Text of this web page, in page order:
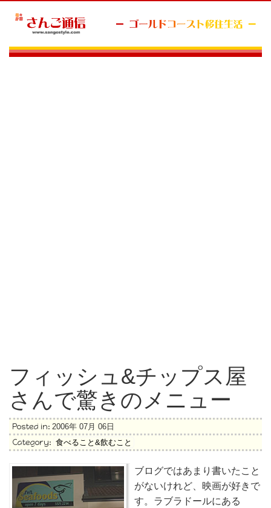
フィッシュ&チップス屋
さんで驚きのメニュー
Posted in: 2006年 07月 06日
Category: 食べること&飲むこと
ブログではあまり書いたこと
がないけれど、映画が好きで
す。ラブラドールにある